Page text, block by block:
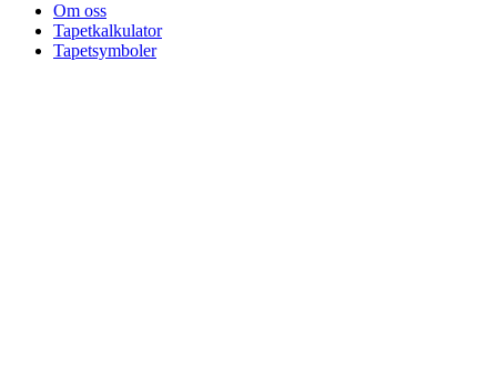
Om oss
Tapetkalkulator
Tapetsymboler